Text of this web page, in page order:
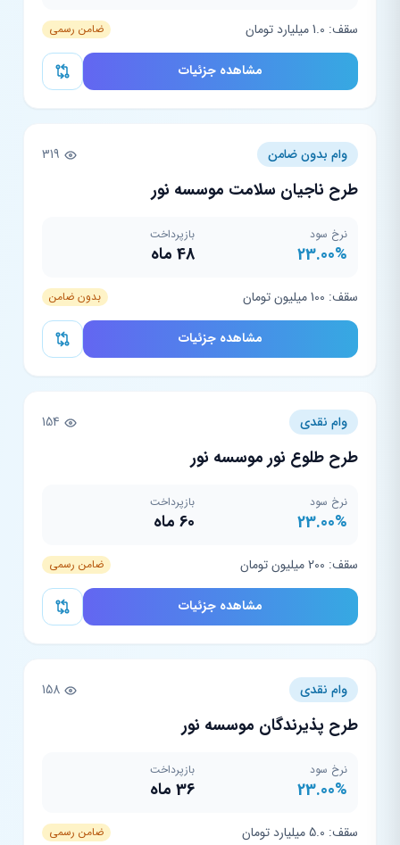
سقف: 1.0 میلیارد تومان ضامن رسمی
مشاهده جزئیات
وام بدون ضامن
طرح ناجیان سلامت موسسه نور
نرخ سود
23.00%
بازپرداخت
48 ماه
سقف: 100 میلیون تومان بدون ضامن
مشاهده جزئیات
وام نقدی
طرح طلوع نور موسسه نور
نرخ سود
23.00%
بازپرداخت
60 ماه
سقف: 200 میلیون تومان ضامن رسمی
مشاهده جزئیات
وام نقدی
طرح پذیرندگان موسسه نور
نرخ سود
23.00%
بازپرداخت
36 ماه
سقف: 5.0 میلیارد تومان ضامن رسمی